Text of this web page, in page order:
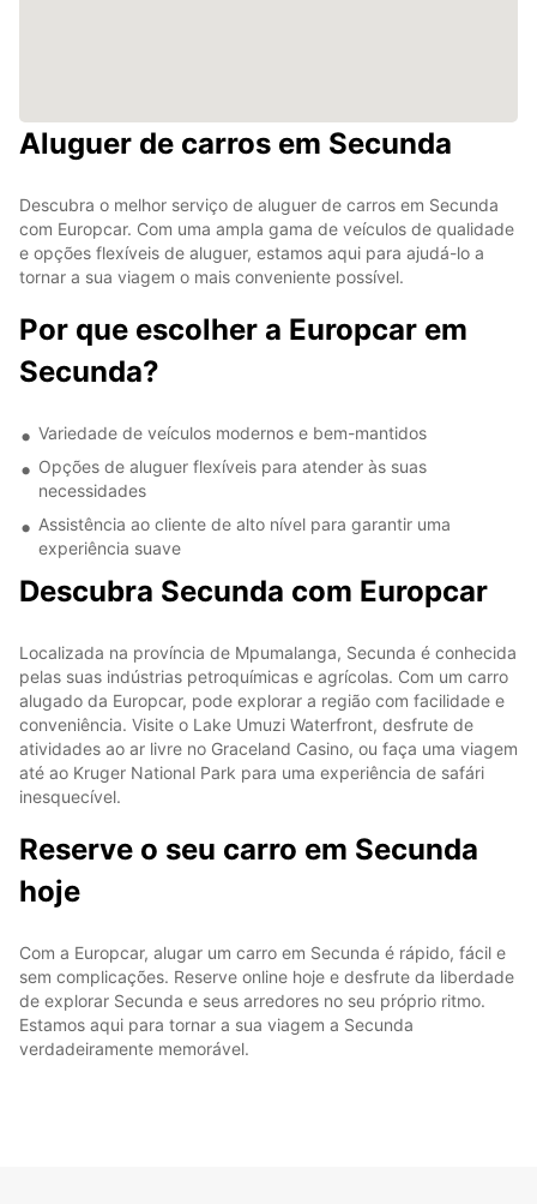
Aluguer de carros em Secunda
Descubra o melhor serviço de aluguer de carros em Secunda
com Europcar. Com uma ampla gama de veículos de qualidade
e opções flexíveis de aluguer, estamos aqui para ajudá-lo a
tornar a sua viagem o mais conveniente possível.
Por que escolher a Europcar em
Secunda?
Variedade de veículos modernos e bem-mantidos
Opções de aluguer flexíveis para atender às suas
necessidades
Assistência ao cliente de alto nível para garantir uma
experiência suave
Descubra Secunda com Europcar
Localizada na província de Mpumalanga, Secunda é conhecida
pelas suas indústrias petroquímicas e agrícolas. Com um carro
alugado da Europcar, pode explorar a região com facilidade e
conveniência. Visite o Lake Umuzi Waterfront, desfrute de
atividades ao ar livre no Graceland Casino, ou faça uma viagem
até ao Kruger National Park para uma experiência de safári
inesquecível.
Reserve o seu carro em Secunda
hoje
Com a Europcar, alugar um carro em Secunda é rápido, fácil e
sem complicações. Reserve online hoje e desfrute da liberdade
de explorar Secunda e seus arredores no seu próprio ritmo.
Estamos aqui para tornar a sua viagem a Secunda
verdadeiramente memorável.